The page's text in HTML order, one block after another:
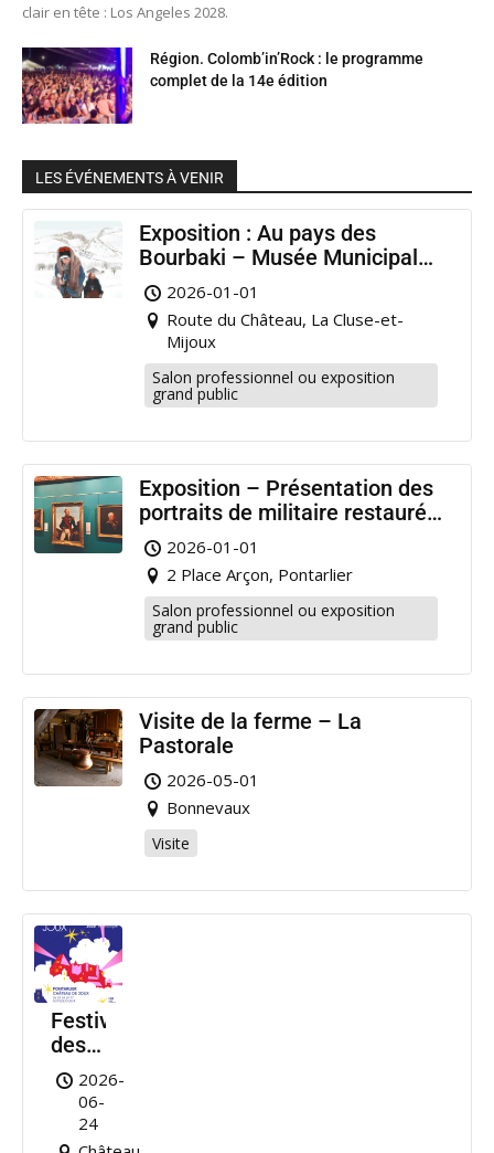
clair en tête : Los Angeles 2028.
Région. Colomb’in’Rock : le programme
complet de la 14e édition
LES ÉVÉNEMENTS À VENIR
Exposition : Au pays des
Bourbaki – Musée Municipal
Pontarlier
2026-01-01
Route du Château, La Cluse-et-
Mijoux
Salon professionnel ou exposition
grand public
Exposition – Présentation des
portraits de militaire restaurés
à Pontarlier
2026-01-01
2 Place Arçon, Pontarlier
Salon professionnel ou exposition
grand public
Visite de la ferme – La
Pastorale
2026-05-01
Bonnevaux
Visite
Festival
des
Nuits
de
Joux
2026-
06-
24